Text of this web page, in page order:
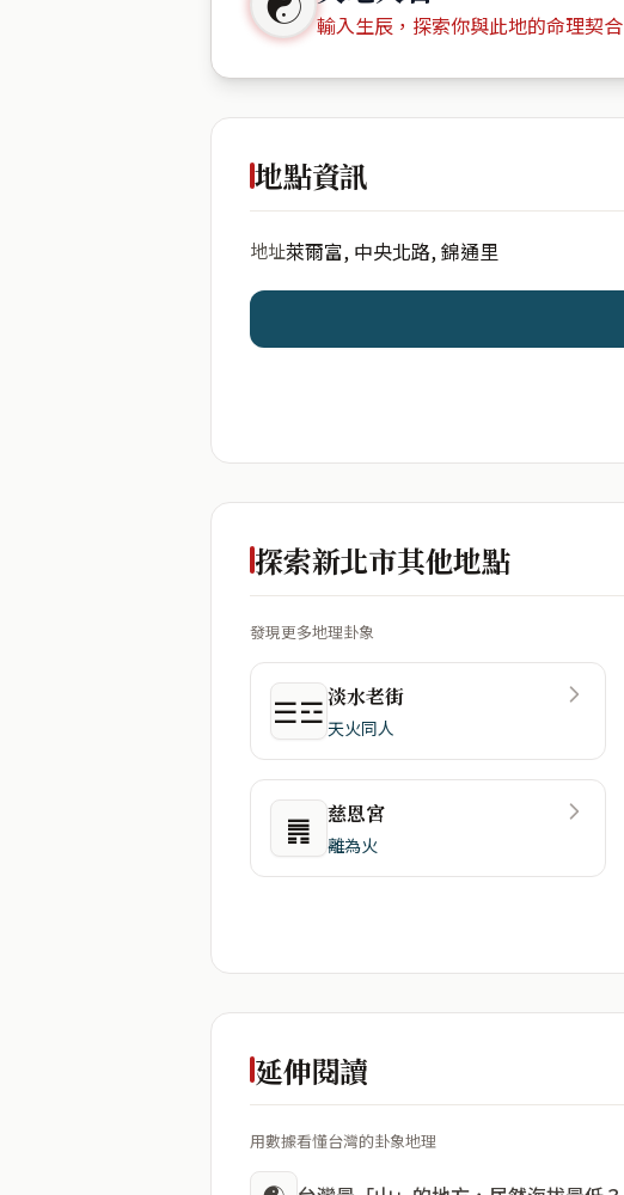
輸入生辰，探索你與此地的命理契合
地點資訊
地址萊爾富, 中央北路, 錦通里
探索新北市其他地點
發現更多地理卦象
☰☲淡水老街
天火同人
䷠ 慈恩宮
離為火
延伸閱讀
用數據看懂台灣的卦象地理